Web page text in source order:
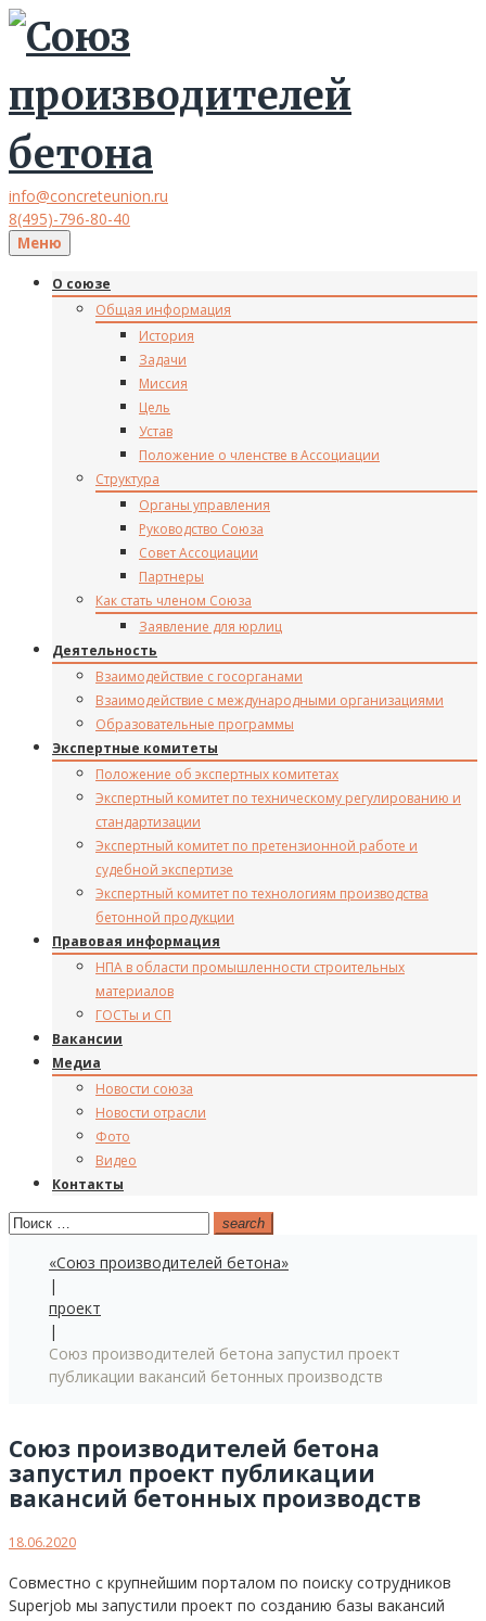
info@concreteunion.ru
8(495)-796-80-40
Меню
О союзе
Общая информация
История
Задачи
Миссия
Цель
Устав
Положение о членстве в Ассоциации
Структура
Органы управления
Руководство Союза
Совет Ассоциации
Партнеры
Как стать членом Союза
Заявление для юрлиц
Деятельность
Взаимодействие с госорганами
Взаимодействие с международными организациями
Образовательные программы
Экспертные комитеты
Положение об экспертных комитетах
Экспертный комитет по техническому регулированию и
стандартизации
Экспертный комитет по претензионной работе и
судебной экспертизе
Экспертный комитет по технологиям производства
бетонной продукции
Правовая информация
НПА в области промышленности строительных
материалов
ГОСТы и СП
Вакансии
Медиа
Новости союза
Новости отрасли
Фото
Видео
Контакты
Поиск: search
«Союз производителей бетона»
|
проект
|
Союз производителей бетона запустил проект
публикации вакансий бетонных производств
Союз производителей бетона
запустил проект публикации
вакансий бетонных производств
18.06.2020
Совместно с крупнейшим порталом по поиску сотрудников
Superjob мы запустили проект по созданию базы вакансий